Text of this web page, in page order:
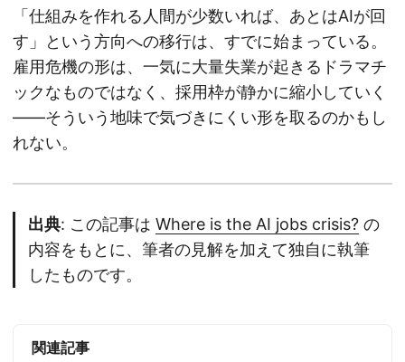
「仕組みを作れる人間が少数いれば、あとはAIが回
す」という方向への移行は、すでに始まっている。
雇用危機の形は、一気に大量失業が起きるドラマチ
ックなものではなく、採用枠が静かに縮小していく
——そういう地味で気づきにくい形を取るのかもし
れない。
出典: この記事は Where is the AI jobs crisis? の
内容をもとに、筆者の見解を加えて独自に執筆
したものです。
関連記事